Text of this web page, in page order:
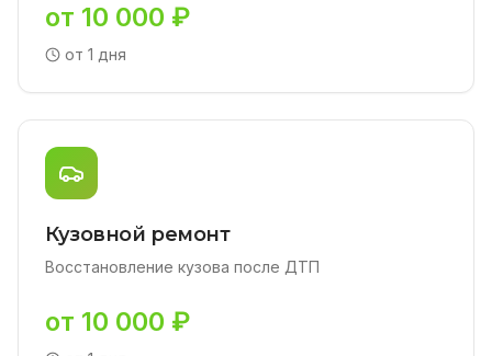
от 10 000 ₽
от 1 дня
Кузовной ремонт
Восстановление кузова после ДТП
от 10 000 ₽